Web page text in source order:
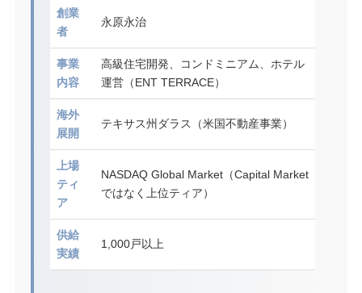
創業
者
永原永治
事業
内容
高級住宅開発、コンドミニアム、ホテル
運営（ENT TERRACE）
海外
展開
テキサス州ダラス（米国不動産事業）
上場
ティ
ア
NASDAQ Global Market（Capital Market
ではなく上位ティア）
供給
実績
1,000戸以上